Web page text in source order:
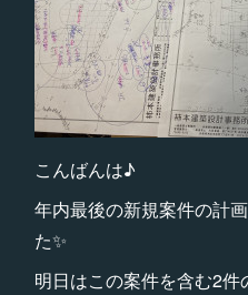
こんばんは♪
年内最後の新規案件の計
た✨
明日はこの案件を含む2件